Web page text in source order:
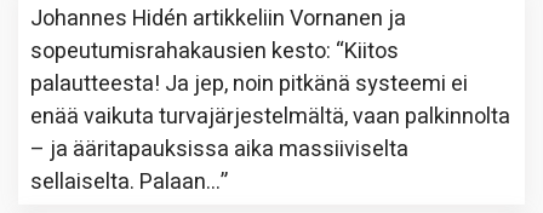
Johannes Hidén artikkeliinVornanen ja
sopeutumisrahakausien kesto: “Kiitos
palautteesta! Ja jep, noin pitkänä systeemi ei
enää vaikuta turvajärjestelmältä, vaan palkinnolta
– ja ääritapauksissa aika massiiviselta
sellaiselta. Palaan…”